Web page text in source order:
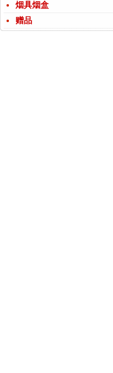
烟具烟盒
赠品